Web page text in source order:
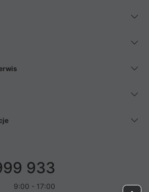
933
9:00 - 17:00